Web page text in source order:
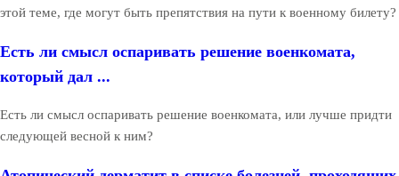
этой теме, где могут быть препятствия на пути к военному билету?
Есть ли смысл оспаривать решение военкомата,
который дал ...
Есть ли смысл оспаривать решение военкомата, или лучше придти
следующей весной к ним?